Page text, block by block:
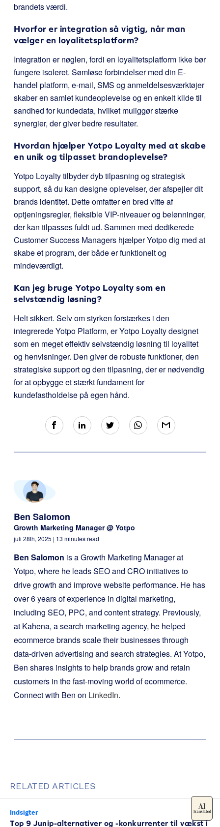
brandets værdi.
Hvorfor er integration så vigtig, når man
vælger en loyalitetsplatform?
Integration er nøglen, fordi en loyalitetsplatform ikke bør
fungere isoleret. Sømløse forbindelser med din E-
handel platform, e-mail, SMS og anmeldelsesværktøjer
skaber en samlet kundeoplevelse og en enkelt kilde til
sandhed for kundedata, hvilket muliggør stærke
synergier, der giver bedre resultater.
Hvordan hjælper Yotpo Loyalty med at skabe
en unik og tilpasset brandoplevelse?
Yotpo Loyalty tilbyder dyb tilpasning og strategisk
support, så du kan designe oplevelser, der afspejler dit
brands identitet. Dette omfatter en bred vifte af
optjeningsregler, fleksible VIP-niveauer og belønninger,
der kan tilpasses fuldt ud. Sammen med dedikerede
Customer Success Managers hjælper Yotpo dig med at
skabe et program, der både er funktionelt og
mindeværdigt.
Kan jeg bruge Yotpo Loyalty som en
selvstændig løsning?
Helt sikkert. Selv om styrken forstærkes i den
integrerede Yotpo Platform, er Yotpo Loyalty designet
som en meget effektiv selvstændig løsning til loyalitet
og henvisninger. Den giver de robuste funktioner, den
strategiske support og den tilpasning, der er nødvendig
for at opbygge et stærkt fundament for
kundefastholdelse på egen hånd.
Ben Salomon
Growth Marketing Manager @ Yotpo
juli 28th, 2025 | 13 minutes read
Ben Salomon is a Growth Marketing Manager at
Yotpo, where he leads SEO and CRO initiatives to
drive growth and improve website performance. He has
over 6 years of experience in digital marketing,
including SEO, PPC, and content strategy. Previously,
at Kahena, a search marketing agency, he helped
ecommerce brands scale their businesses through
data-driven advertising and search strategies. At Yotpo,
Ben shares insights to help brands grow and retain
customers in the fast-moving world of ecommerce.
Connect with Ben on LinkedIn.
RELATED ARTICLES
Indsigter
Top 9 Junip-alternativer og -konkurrenter til vækst i